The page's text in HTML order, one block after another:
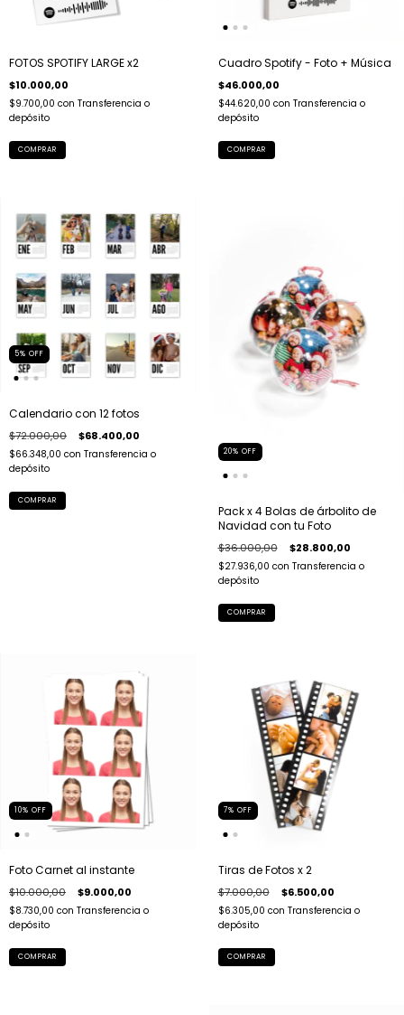
FOTOS SPOTIFY LARGE x2
$10.000,00
$9.700,00 con Transferencia o
depósito
Cuadro Spotify - Foto + Música
$46.000,00
$44.620,00 con Transferencia o
depósito
COMPRAR
5% OFF
Calendario con 12 fotos
$72.000,00 $68.400,00
$66.348,00 con Transferencia o
depósito
COMPRAR
20% OFF
Pack x 4 Bolas de árbolito de
Navidad con tu Foto
$36.000,00 $28.800,00
$27.936,00 con Transferencia o
depósito
COMPRAR
10% OFF
Foto Carnet al instante
$10.000,00 $9.000,00
$8.730,00 con Transferencia o
depósito
7% OFF
Tiras de Fotos x 2
$7.000,00 $6.500,00
$6.305,00 con Transferencia o
depósito
COMPRAR